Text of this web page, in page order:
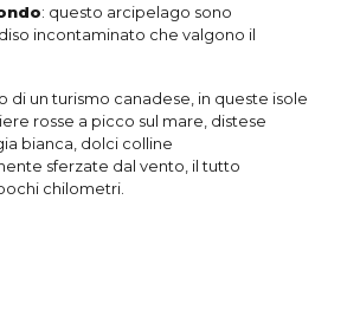
: questo arcipelago sono
incontaminato che valgono il
di un turismo canadese, in queste isole
rosse a picco sul mare, distese
bianca, dolci colline
sferzate dal vento, il tutto
chilometri.